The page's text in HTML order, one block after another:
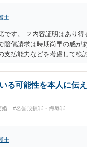
士
です。 ２内容証明はあり得
賠償請求は時期尚早の感が
支払能力などを考慮して検
が、認められるのはごく一
遅延損害金の発生なども確
一本化して、直接連絡を避
る可能性を本人に伝
婚 #名誉毀損罪・侮辱罪
士